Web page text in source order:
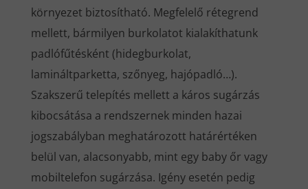
környezet biztosítható. Megfelelő rétegrend
mellett, bármilyen burkolatot kialakíthatunk
padlófűtésként (hidegburkolat,
lamináltparketta, szőnyeg, hajópadló…).
Szakszerű telepítés mellett a káros sugárzás
kibocsátása a rendszernek minden hazai
jogszabályban meghatározott határértéken
belül van, alacsonyabb, mint egy baby őr vagy
mobiltelefon sugárzása. Igény esetén pedig